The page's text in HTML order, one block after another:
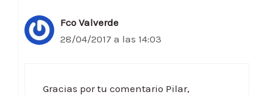
Fco Valverde
28/04/2017 a las 14:03
Gracias por tu comentario Pilar,